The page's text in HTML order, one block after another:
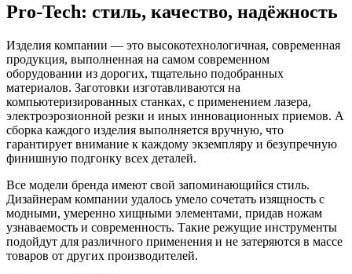
Pro-Tech: стиль, качество, надёжность
Изделия компании — это высокотехнологичная, современная
продукция, выполненная на самом современном
оборудовании из дорогих, тщательно подобранных
материалов. Заготовки изготавливаются на
компьютеризированных станках, с применением лазера,
электроэрозионной резки и иных инновационных приемов. А
сборка каждого изделия выполняется вручную, что
гарантирует внимание к каждому экземпляру и безупречную
финишную подгонку всех деталей.
Все модели бренда имеют свой запоминающийся стиль.
Дизайнерам компании удалось умело сочетать изящность с
модными, умеренно хищными элементами, придав ножам
узнаваемость и современность. Такие режущие инструменты
подойдут для различного применения и не затеряются в массе
товаров от других производителей.